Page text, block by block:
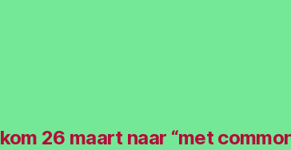
kom 26 maart naar “met